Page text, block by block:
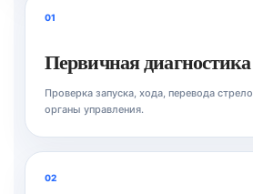
01
Первичная диагностика
Проверка запуска, хода, перевода
органы управления.
02